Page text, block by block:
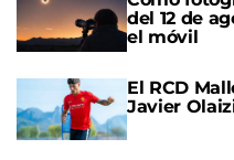
del 12 de
el móvil
El RCD
Javier